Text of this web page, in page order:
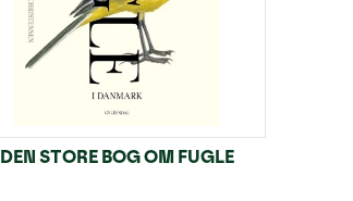
DEN STORE BOG OM FUGLE